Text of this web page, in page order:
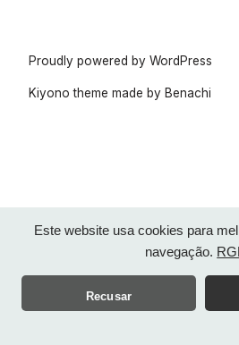
Este website usa cookies para
navegação.
Recusar
Proudly powered by WordPress
Kiyono theme made by Benachi